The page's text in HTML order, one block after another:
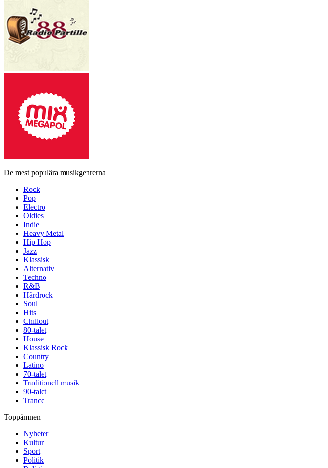
De mest populära musikgenrerna
Rock
Pop
Electro
Oldies
Indie
Heavy Metal
Hip Hop
Jazz
Klassisk
Alternativ
Techno
R&B
Hårdrock
Soul
Hits
Chillout
80-talet
House
Klassisk Rock
Country
Latino
70-talet
Traditionell musik
90-talet
Trance
Toppämnen
Nyheter
Kultur
Sport
Politik